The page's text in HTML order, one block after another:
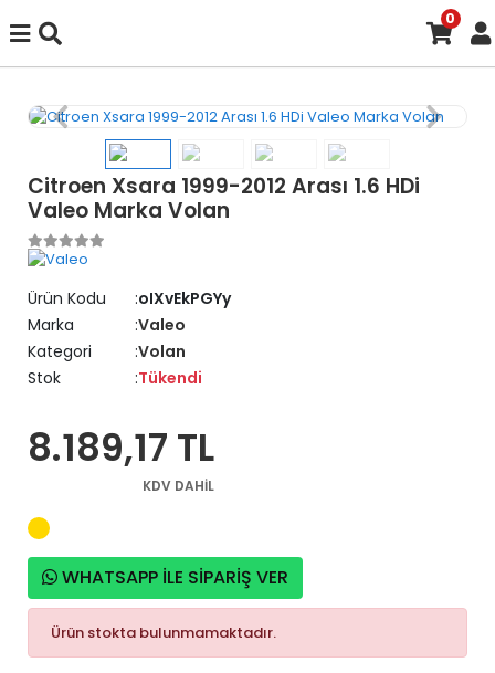
0
Citroen Xsara 1999-2012 Arası 1.6 HDi
Valeo Marka Volan
Ürün Kodu
oIXvEkPGYy
Marka
Valeo
Kategori
Volan
Stok
Tükendi
8.189,17 TL
KDV DAHİL
WHATSAPP İLE SİPARİŞ VER
Ürün stokta bulunmamaktadır.